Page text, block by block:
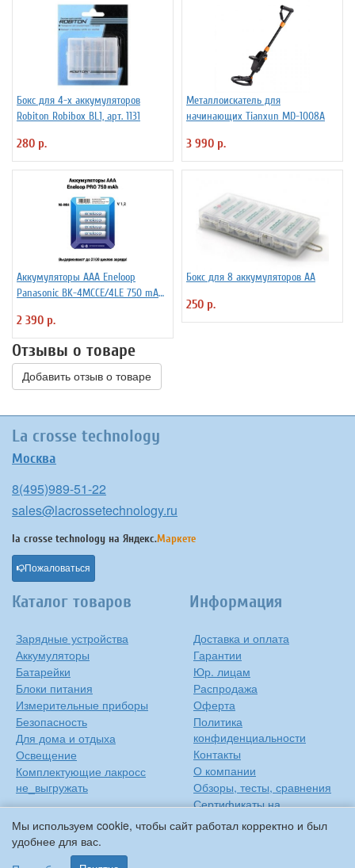
Мы используем cookie, чтобы сайт работал корректно и был
удобнее для вас.
Бокс для 4-х аккумуляторов
Robiton Robibox BL1, арт. 1131
280 р.
Металлоискатель для
начинающих Tianxun MD-1008A
3 990 р.
Аккумуляторы ААА Еneloop
Panasonic BK-4MCCE/4LE 750 mAh
2 390 р.
Бокс для 8 аккумуляторов АА
250 р.
Отзывы о товаре
Добавить отзыв о товаре
La crosse technology
Москва
8(495)989-51-22
sales@lacrossetechnology.ru
la crosse technology на Яндекс.Маркете
Пожаловаться
Каталог товаров
Зарядные устройства
Аккумуляторы
Батарейки
Блоки питания
Измерительные приборы
Безопасность
Для дома и отдыха
Освещение
Комплектующие лакросс
не_выгружать
Информация
Доставка и оплата
Гарантии
Юр. лицам
Распродажа
Оферта
Политика
конфиденциальности
Контакты
О компании
Обзоры, тесты, сравнения
Сертификаты на
продукцию
Инструкции на русском